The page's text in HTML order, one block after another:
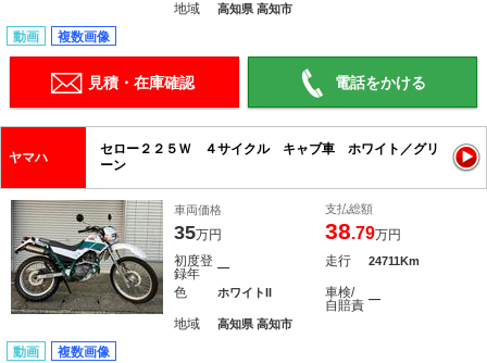
地域 高知県 高知市
動画 複数画像
見積・在庫確認 電話をかける
ヤマハ
セロー２２５Ｗ ４サイクル キャブ車 ホワイト／グリ
ーン
車両価格
35万円
支払総額
38.79万円
初度登
録年
― 走行 24711Km
色 ホワイトII
車検/
自賠責 ―
地域 高知県 高知市
動画 複数画像